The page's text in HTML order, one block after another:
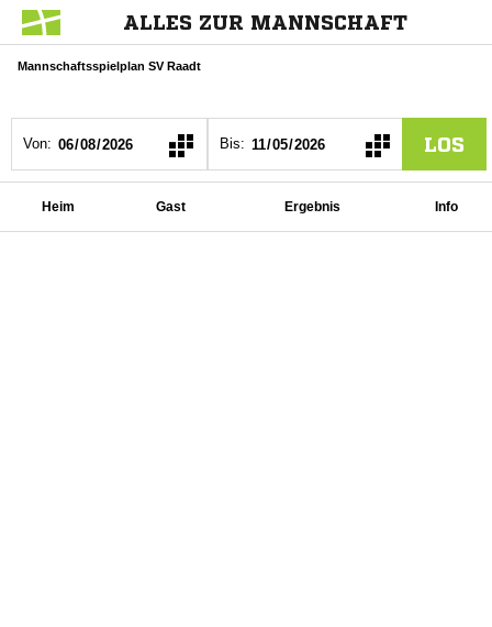
ALLES ZUR MANNSCHAFT
Mannschaftsspielplan SV Raadt
Von: Bis: LOS
Heim Gast Ergebnis Info